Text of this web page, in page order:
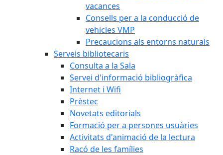
vacances
Consells per a la conducció de
vehicles VMP
Precaucions als entorns naturals
Serveis bibliotecaris
Consulta a la Sala
Servei d'informació bibliogràfica
Internet i Wifi
Prèstec
Novetats editorials
Formació per a persones usuàries
Activitats d'animació de la lectura
Racó de les famílies